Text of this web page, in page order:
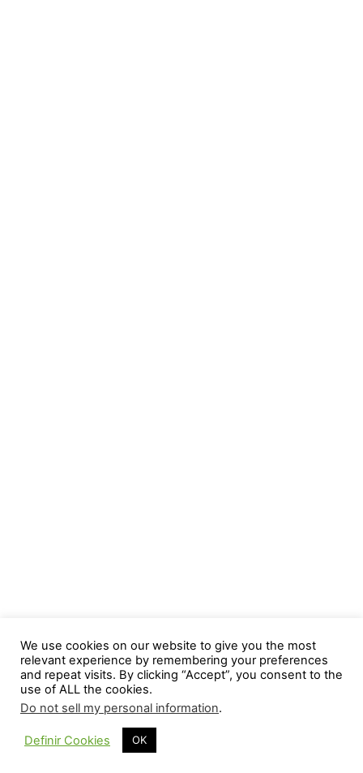
YouTubeFacebook
Instagram
X
© 2026 William Priets Cocina
We use cookies on our website to give you the most
relevant experience by remembering your preferences
and repeat visits. By clicking “Accept”, you consent to the
use of ALL the cookies.
Do not sell my personal information.
Definir Cookies OK